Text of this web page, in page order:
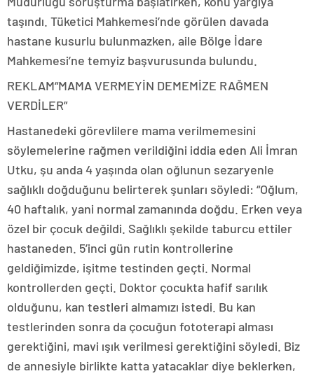
taşındı. Tüketici Mahkemesi’nde görülen davada
hastane kusurlu bulunmazken, aile Bölge İdare
Mahkemesi’ne temyiz başvurusunda bulundu.
REKLAM“MAMA VERMEYİN DEMEMİZE RAĞMEN
VERDİLER”
Hastanedeki görevlilere mama verilmemesini
söylemelerine rağmen verildiğini iddia eden Ali İmran
Utku, şu anda 4 yaşında olan oğlunun sezaryenle
sağlıklı doğduğunu belirterek şunları söyledi: “Oğlum,
40 haftalık, yani normal zamanında doğdu. Erken veya
özel bir çocuk değildi. Sağlıklı şekilde taburcu ettiler
hastaneden. 5’inci gün rutin kontrollerine
geldiğimizde, işitme testinden geçti. Normal
kontrollerden geçti. Doktor çocukta hafif sarılık
olduğunu, kan testleri almamızı istedi. Bu kan
testlerinden sonra da çocuğun fototerapi alması
gerektiğini, mavi ışık verilmesi gerektiğini söyledi. Biz
de annesiyle birlikte katta yatacaklar diye beklerken,